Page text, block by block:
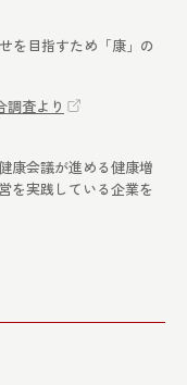
を目指すため「康」の
査より
康会議が進める健康増
を実践している企業を